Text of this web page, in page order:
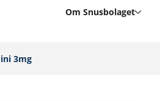
Om Snusbolaget
3mg‎